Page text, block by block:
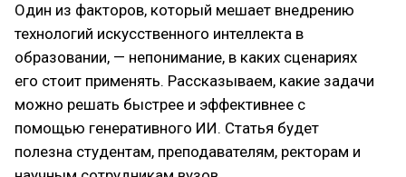
Один из факторов, который мешает внедрению
технологий искусственного интеллекта в
образовании, — непонимание, в каких сценариях
его стоит применять. Рассказываем, какие задачи
можно решать быстрее и эффективнее с
помощью генеративного ИИ. Статья будет
полезна студентам, преподавателям, ректорам и